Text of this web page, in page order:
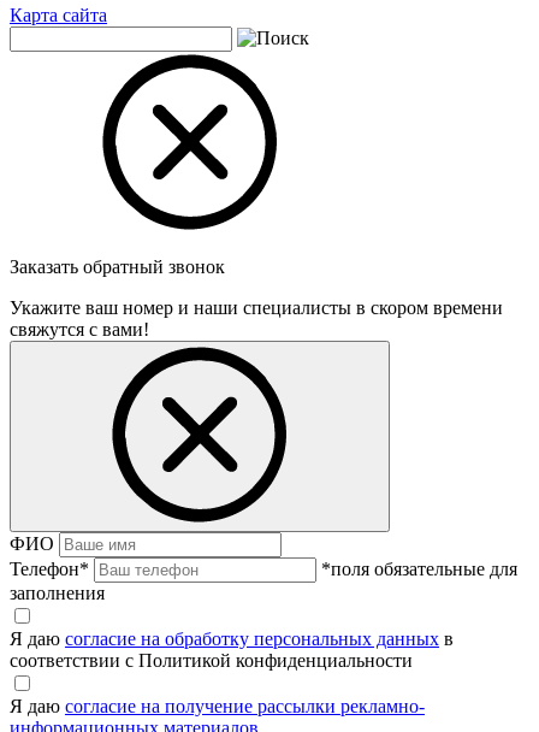
Карта сайта
Заказать обратный звонок
Укажите ваш номер и наши специалисты в скором времени
свяжутся с вами!
ФИО
Телефон*
*поля обязательные для
заполнения
Я даю согласие на обработку персональных данных в
соответствии с Политикой конфиденциальности
Я даю согласие на получение рассылки рекламно-